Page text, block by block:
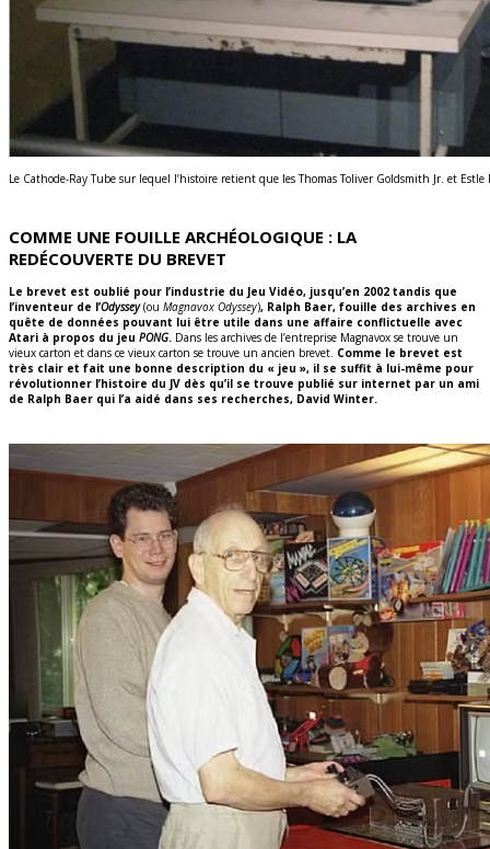
Le Cathode-Ray Tube sur lequel l’histoire retient que les Thomas Toliver Goldsmith Jr. et
COMME UNE FOUILLE ARCHÉOLOGIQUE : LA
REDÉCOUVERTE DU BREVET
Le brevet est oublié pour l’industrie du Jeu Vidéo, jusqu’en 2002 tandis que
l’inventeur de l’Odyssey(ou Magnavox Odyssey), Ralph Baer, fouille des archives en
quête de données pouvant lui être utile dans une affaire conflictuelle avec
Atari à propos du jeu PONG. Dans les archives de l’entreprise Magnavox se trouve un
vieux carton et dans ce vieux carton se trouve un ancien brevet. Comme le brevet est
très clair et fait une bonne description du « jeu », il se suffit à lui-même pour
révolutionner l’histoire du JV dès qu’il se trouve publié sur internet par un ami
de Ralph Baer qui l’a aidé dans ses recherches, David Winter.